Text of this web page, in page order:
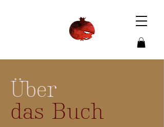
Über
das Buch